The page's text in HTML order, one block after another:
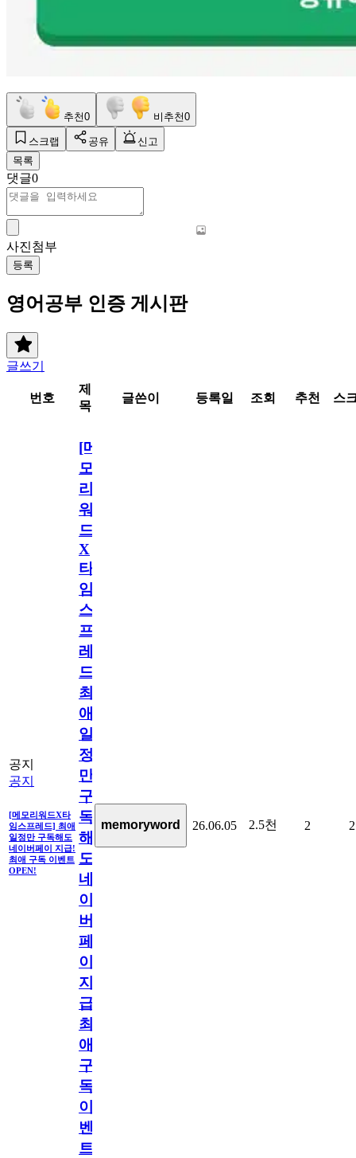
추천0 비추천0
스크랩 공유
신고
목록
댓글0
사진첨부
등록
영어공부 인증 게시판
글쓰기
번호
제
목
글쓴이 등록일 조회 추천 스
공지
공지
[메모리워드X타
임스프레드] 최애
일정만 구독해도
네이버페이 지급!
최애 구독 이벤트
OPEN!
[메
모
리
워
드
X
타
임
스
프
레
드]
최
애
일
정
만
구
독
해
도
네
이
버
페
이
지
급!
최
애
구
독
이
벤
트
memoryword 26.06.05 2.5천 2 2